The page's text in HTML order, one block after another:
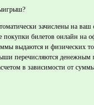
зачислены на
покупки билетов онлайн на
выдаются и физических
перечисляются денежным
в зависимости от